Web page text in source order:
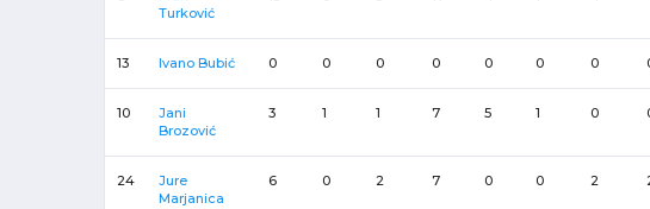
Turković
13 Ivano Bubić 0 0 0 0 0 0 0
10
Jani
Brozović
3 1 1 7 5 1 0
24
Jure
Marjanica
6 0 2 7 0 0 2